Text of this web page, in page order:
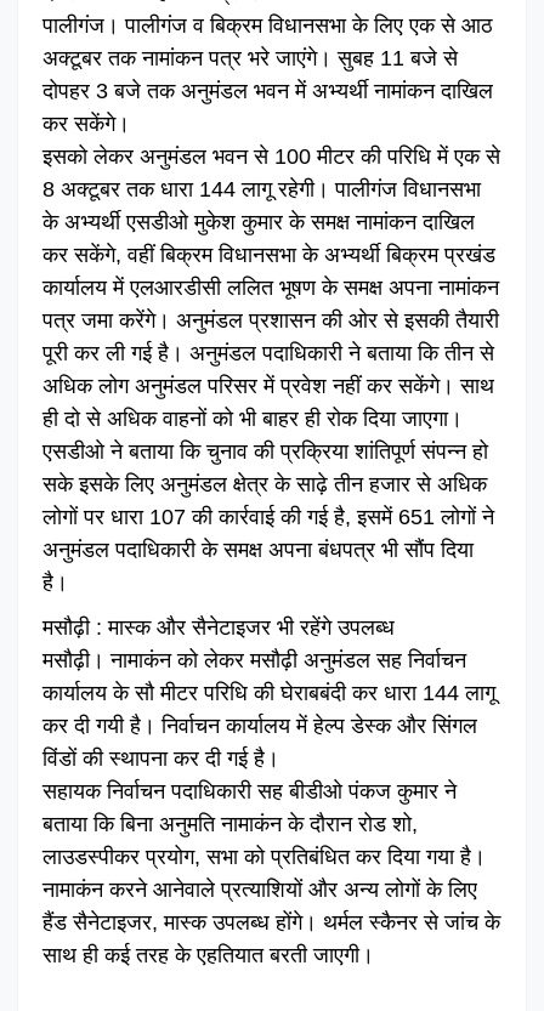
पालीगंज। पालीगंज व बिक्रम विधानसभा के लिए एक से आठ
अक्टूबर तक नामांकन पत्र भरे जाएंगे। सुबह 11 बजे से
दोपहर 3 बजे तक अनुमंडल भवन में अभ्यर्थी नामांकन दाखिल
कर सकेंगे।
इसको लेकर अनुमंडल भवन से 100 मीटर की परिधि में एक से
8 अक्टूबर तक धारा 144 लागू रहेगी। पालीगंज विधानसभा
के अभ्यर्थी एसडीओ मुकेश कुमार के समक्ष नामांकन दाखिल
कर सकेंगे, वहीं बिक्रम विधानसभा के अभ्यर्थी बिक्रम प्रखंड
कार्यालय में एलआरडीसी ललित भूषण के समक्ष अपना नामांकन
पत्र जमा करेंगे। अनुमंडल प्रशासन की ओर से इसकी तैयारी
पूरी कर ली गई है। अनुमंडल पदाधिकारी ने बताया कि तीन से
अधिक लोग अनुमंडल परिसर में प्रवेश नहीं कर सकेंगे। साथ
ही दो से अधिक वाहनों को भी बाहर ही रोक दिया जाएगा।
एसडीओ ने बताया कि चुनाव की प्रक्रिया शांतिपूर्ण संपन्न हो
सके इसके लिए अनुमंडल क्षेत्र के साढ़े तीन हजार से अधिक
लोगों पर धारा 107 की कार्रवाई की गई है, इसमें 651 लोगों ने
अनुमंडल पदाधिकारी के समक्ष अपना बंधपत्र भी सौंप दिया
है।
मसौढ़ी : मास्क और सैनेटाइजर भी रहेंगे उपलब्ध
मसौढ़ी। नामाकंन को लेकर मसौढ़ी अनुमंडल सह निर्वाचन
कार्यालय के सौ मीटर परिधि की घेराबबंदी कर धारा 144 लागू
कर दी गयी है। निर्वाचन कार्यालय में हेल्प डेस्क और सिंगल
विंडों की स्थापना कर दी गई है।
सहायक निर्वाचन पदाधिकारी सह बीडीओ पंकज कुमार ने
बताया कि बिना अनुमति नामाकंन के दौरान रोड शो,
लाउडस्पीकर प्रयोग, सभा को प्रतिबंधित कर दिया गया है।
नामाकंन करने आनेवाले प्रत्याशियों और अन्य लोगों के लिए
हैंड सैनेटाइजर, मास्क उपलब्ध होंगे। थर्मल स्कैनर से जांच के
साथ ही कई तरह के एहतियात बरती जाएगी।